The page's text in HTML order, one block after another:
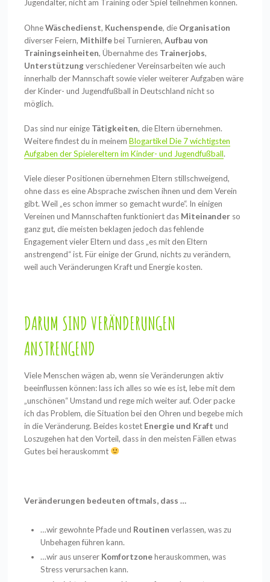
Jugendalter, nicht am Training oder Spiel teilnehmen können.
OhneWäschedienst, Kuchenspende, die Organisation
diverser Feiern, Mithilfebei Turnieren,Aufbau von
Trainingseinheiten, Übernahme des Trainerjobs,
Unterstützungverschiedener Vereinsarbeiten wie auch
innerhalb der Mannschaft sowie vieler weiterer Aufgaben wäre
der Kinder- und Jugendfußball in Deutschland nicht so
möglich.
Das sind nur einige Tätigkeiten, die Eltern übernehmen.
Weitere findest du in meinemBlogartikel Die 7 wichtigsten
Aufgaben der Spielereltern im Kinder- und Jugendfußball.
Viele dieser Positionen übernehmen Eltern stillschweigend,
ohne dass es eine Absprache zwischen ihnen und dem Verein
gibt. Weil „es schon immer so gemacht wurde“. In einigen
Vereinen und Mannschaften funktioniert das Miteinander so
ganz gut, die meisten beklagen jedoch das fehlende
Engagement vieler Eltern und dass „es mit den Eltern
anstrengend“ ist. Für einige der Grund, nichts zu verändern,
weil auch Veränderungen Kraft und Energie kosten.
DARUM SIND VERÄNDERUNGEN
ANSTRENGEND
Viele Menschen wägen ab, wenn sie Veränderungen aktiv
beeinflussen können: lass ich alles so wie es ist, lebe mit dem
„unschönen“ Umstand und rege mich weiter auf. Oder packe
ich das Problem, die Situation bei den Ohren und begebe mich
in die Veränderung. Beides kostet Energie und Kraft und
Loszugehen hat den Vorteil, dass in den meisten Fällen etwas
Gutes bei herauskommt
Veränderungen bedeuten oftmals, dass …
…wir gewohnte Pfade und Routinen verlassen, was zu
Unbehagen führen kann.
…wir aus unserer Komfortzoneherauskommen, was
Stress verursachen kann.